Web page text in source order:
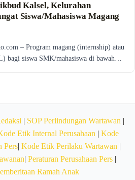
Kalsel, Kelurahan
Siswa/Mahasiswa Magang
– Program magang (internship) atau
bagi siswa SMK/mahasiswa di bawah…
| SOP Perlindungan Wartawan|
Etik Internal Perusahaan| Kode
Pers Kode Etik Perilaku Wartawan
| Peraturan Perusahaan Pers|
Ramah Anak